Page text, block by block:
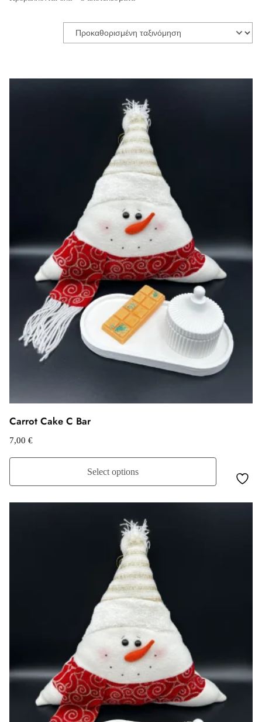
Carrot Cake C Bar
7,00 €
Select options